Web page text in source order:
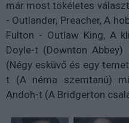
már most tökéletes
- Outlander, Preacher, A
Fulton - Outlaw King, A
Doyle-t (Downton
(Négy esküvő és egy
t (A néma szemtanú)
Andoh-t (A Bridgerton